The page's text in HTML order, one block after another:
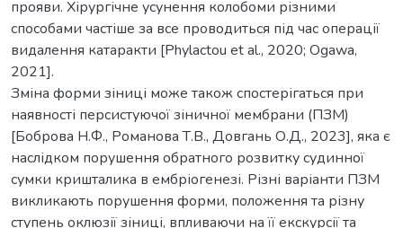
прояви. Хірургічне усунення колобоми різними
способами частіше за все проводиться під час операції
видалення катаракти [Phylactou et al., 2020; Ogawa,
2021].
Зміна форми зіниці може також спостерігаться при
наявності персистуючої зіничної мембрани (ПЗМ)
[Боброва Н.Ф., Романова Т.В., Довгань О.Д., 2023], яка є
наслідком порушення обратного розвитку судинної
сумки кришталика в ембріогенезі. Різні варіанти ПЗМ
викликають порушення форми, положення та різну
ступень оклюзії зіниці, впливаючи на її екскурсії та